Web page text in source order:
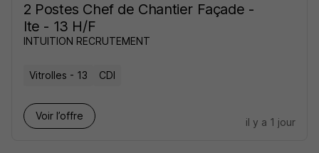
2 Postes Chef de Chantier Façade -
Ite - 13 H/F
INTUITION RECRUTEMENT
Vitrolles - 13 CDI
Voir l’offre
il y a 1 jour